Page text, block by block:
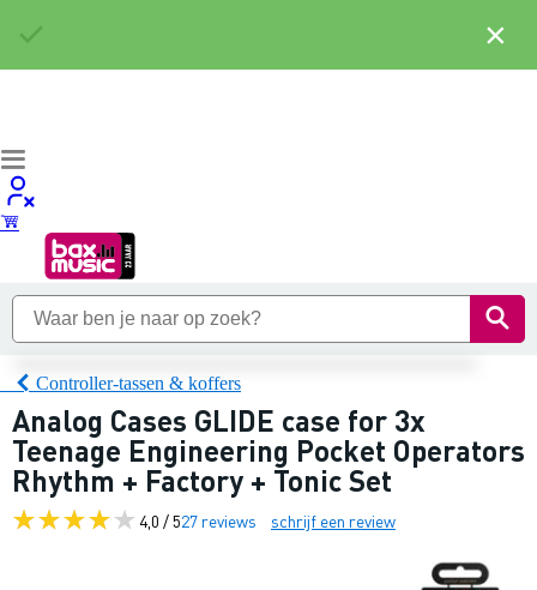
Controller-tassen & koffers
Analog Cases GLIDE case for 3x
Teenage Engineering Pocket Operators
Rhythm + Factory + Tonic Set
4,0 / 527 reviews schrijf een review
×